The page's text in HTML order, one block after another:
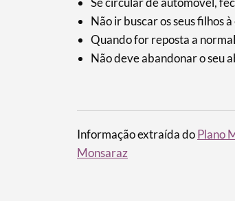
Não ir buscar os seus filhos à
Quando for reposta a
Não deve abandonar o seu
​​Informação extraída doPlano
Monsaraz